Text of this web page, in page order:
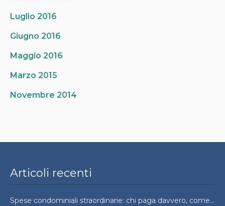
Luglio 2016
Giugno 2016
Maggio 2016
Marzo 2015
Novembre 2014
Articoli recenti
Spese condominiali straordinarie: chi paga davvero, come si ripartono e quando si possono contestare